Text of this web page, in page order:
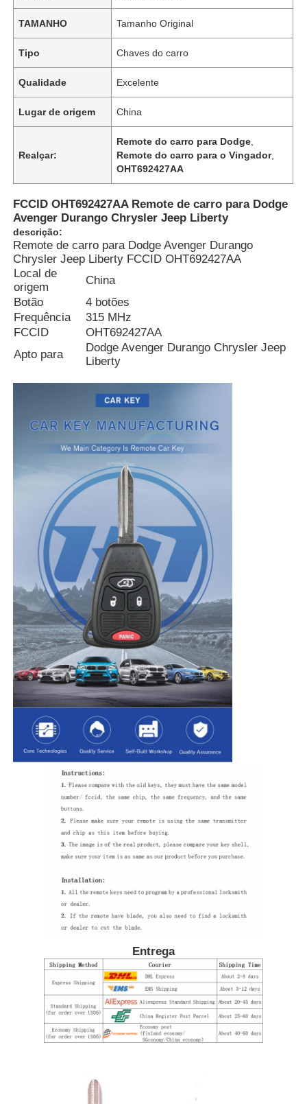
Casa
Produtos
Quem Somos
Fábrica
Controle de Qualidade
Fale Conosco
notícias
TAMANHO Tamanho Original
Tipo Chaves do carro
Qualidade Excelente
Lugar de origem China
Realçar:
Remote do carro para Dodge
Remote do carro para o Vingador,
OHT692427AA
FCCID OHT692427AA Remote de carro para Dodge
Avenger Durango Chrysler Jeep Liberty
descrição:
Remote de carro para Dodge Avenger Durango
Chrysler Jeep Liberty FCCID OHT692427AA
Local de
origem
China
Botão
4 botões
Frequência
315 MHz
FCCID
OHT692427AA
Apto para
Dodge Avenger Durango Chrysler Jeep
Liberty
Entrega